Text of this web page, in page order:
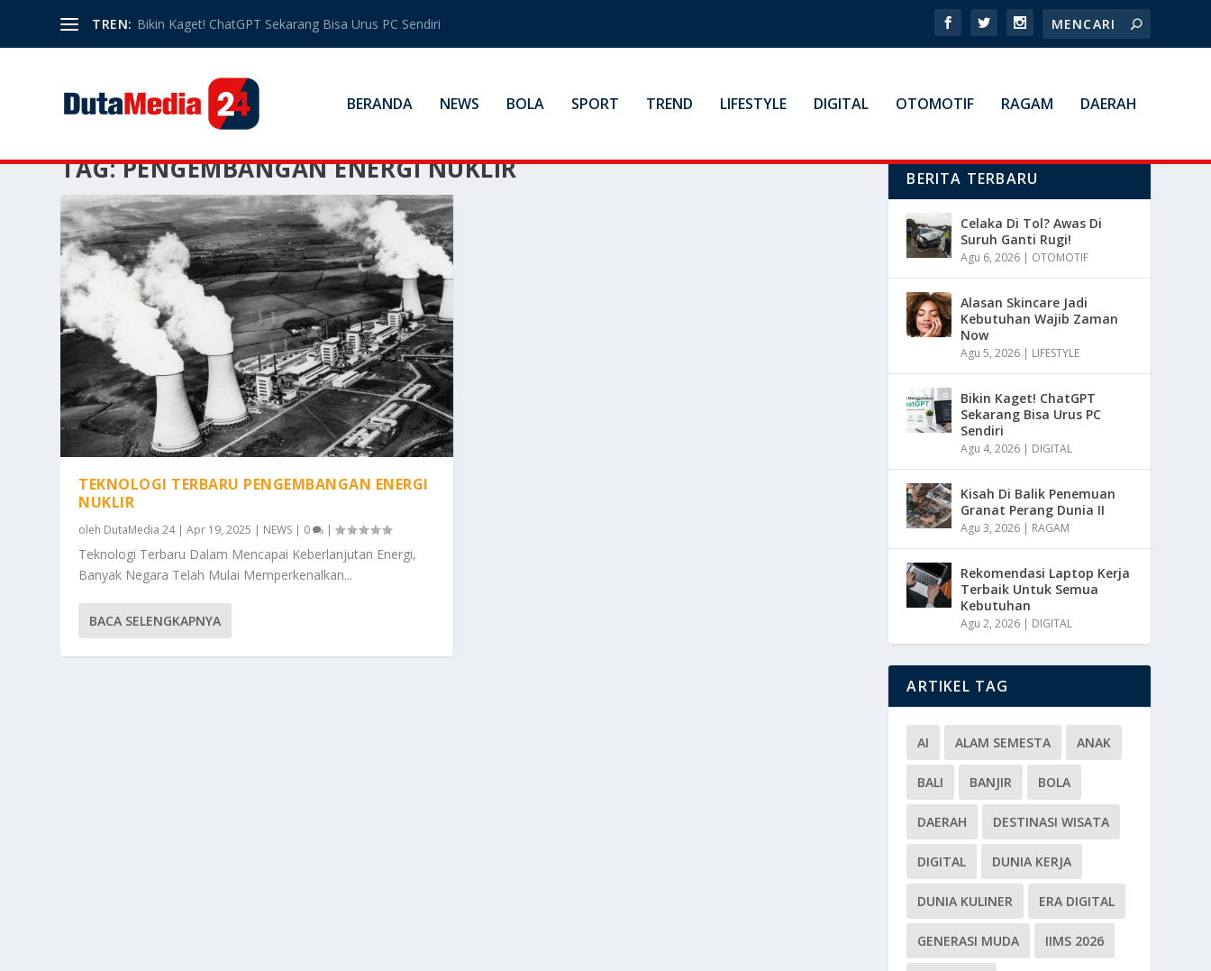
TREN: Bikin Kaget! ChatGPT Sekarang Bisa Urus PC Sendiri
BERANDA NEWS BOLA SPORT TREND LIFESTYLE DIGITAL OTOMOTIF RAGAM DAERAH
TAG:PENGEMBANGAN ENERGI NUKLIR
TEKNOLOGI TERBARU PENGEMBANGAN ENERGI
NUKLIR
oleh DutaMedia 24|Apr 19, 2025 | NEWS | 0 |
Teknologi Terbaru Dalam Mencapai Keberlanjutan Energi,
Banyak Negara Telah Mulai Memperkenalkan...
BACA SELENGKAPNYA
BERITA TERBARU
Celaka Di Tol? Awas Di
Suruh Ganti Rugi!
Agu 6, 2026 | OTOMOTIF
Alasan Skincare Jadi
Kebutuhan Wajib Zaman
Now
Agu 5, 2026 | LIFESTYLE
Bikin Kaget! ChatGPT
Sekarang Bisa Urus PC
Sendiri
Agu 4, 2026 | DIGITAL
Kisah Di Balik Penemuan
Granat Perang Dunia II
Agu 3, 2026 | RAGAM
Rekomendasi Laptop Kerja
Terbaik Untuk Semua
Kebutuhan
Agu 2, 2026 | DIGITAL
ARTIKEL TAG
AI ALAM SEMESTA ANAK
BALI BANJIR BOLA
DAERAH DESTINASI WISATA
DIGITAL DUNIA KERJA
DUNIA KULINER ERA DIGITAL
GENERASI MUDA IIMS 2026